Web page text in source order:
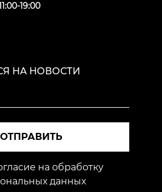
19:00
НА НОВОСТИ
ОТПРАВИТЬ
на обработку
данных